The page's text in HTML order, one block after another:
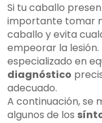
Si tu caballo
importante tomar
caballo y evita
empeorar la
especializado en
diagnóstico
adecuado.
A continuación, se
algunos de los